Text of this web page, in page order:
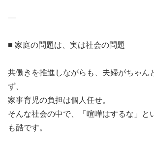
—
■ 家庭の問題は、実は社会の問題
共働きを推進しながらも、夫婦がちゃん
ず、
家事育児の負担は個人任せ。
そんな社会の中で、「喧嘩はするな」と
も酷です。